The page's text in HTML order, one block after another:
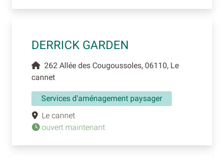
DERRICK GARDEN
262 Allée des Cougoussoles, 06110, Le
cannet
Services d'aménagement paysager
Le cannet
ouvert maintenant